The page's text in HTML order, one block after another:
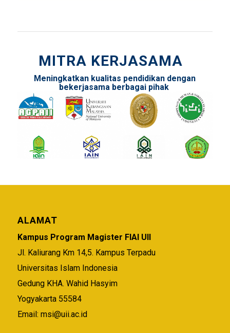
MITRA KERJASAMA
Meningkatkan kualitas pendidikan dengan
bekerjasama berbagai pihak
ALAMAT
Kampus Program Magister FIAI UII
Jl. Kaliurang Km 14,5. Kampus Terpadu
Universitas Islam Indonesia
Gedung KHA. Wahid Hasyim
Yogyakarta 55584
Email: msi@uii.ac.id